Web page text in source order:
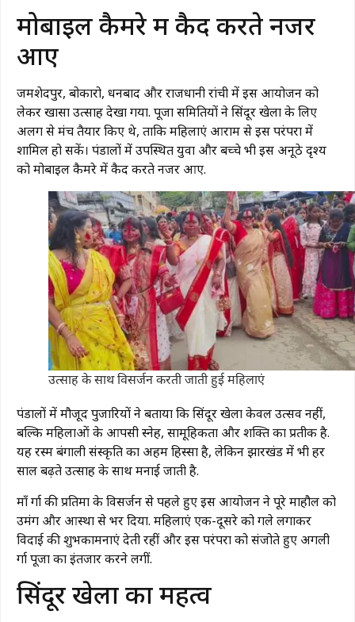
मोबाइल कैमरे में कैद करते नजर
आए
जमशेदपुर, बोकारो, धनबाद और राजधानी रांची में इस आयोजन को
लेकर खासा उत्साह देखा गया. पूजा समितियों ने सिंदूर खेला के लिए
अलग से मंच तैयार किए थे, ताकि महिलाएं आराम से इस परंपरा में
शामिल हो सकें। पंडालों में उपस्थित युवा और बच्चे भी इस अनूठे दृश्य
को मोबाइल कैमरे में कैद करते नजर आए.
उत्साह के साथ विसर्जन करती जाती हुई महिलाएं
पंडालों में मौजूद पुजारियों ने बताया कि सिंदूर खेला केवल उत्सव नहीं,
बल्कि महिलाओं के आपसी स्नेह, सामूहिकता और शक्ति का प्रतीक है.
यह रस्म बंगाली संस्कृति का अहम हिस्सा है, लेकिन झारखंड में भी हर
साल बढ़ते उत्साह के साथ मनाई जाती है.
माँ दुर्गा की प्रतिमा के विसर्जन से पहले हुए इस आयोजन ने पूरे माहौल को
उमंग और आस्था से भर दिया. महिलाएं एक-दूसरे को गले लगाकर
विदाई की शुभकामनाएं देती रहीं और इस परंपरा को संजोते हुए अगली
दुर्गा पूजा का इंतजार करने लगीं.
सिंदूर खेला का महत्व